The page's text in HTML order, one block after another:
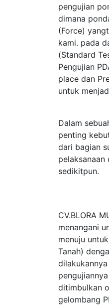
pengujian
dimana
(Force)
kami. pada
(Standard
Pengujian
place dan
untuk
Dalam
penting
dari bagian
pelaksanaan
sedikitpun.
CV.BLORA
menangani
menuju
Tanah)
ditimbulkan
gelombang